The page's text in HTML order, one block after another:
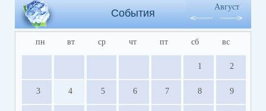
События
Август
пн вт ср чт пт сб вс
1 2
3 4 5 6 7 8 9